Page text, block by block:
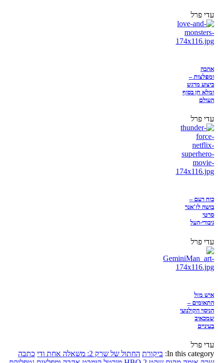
עדי פרל
אהבה
ומפלצות –
ביצוע מרגש
ומלא חן בסוף
העולם
עדי פרל
כוח רעם –
בושה לז'אנר
סרטי
גיבורי-העל
עדי פרל
איש מזל
התאומים –
הניסוי הקולנועי
שמכאיב
בעיניים
עדי פרל
In this category: ביקורת החתול של שרק 2: משאלה אחת ודי
כתבה